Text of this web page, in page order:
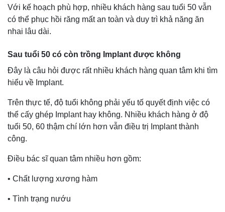
Với kế hoạch phù hợp, nhiều khách hàng sau tuổi 50 vẫn
có thể phục hồi răng mất an toàn và duy trì khả năng ăn
nhai lâu dài.
Sau tuổi 50 có còn trồng Implant được không
Đây là câu hỏi được rất nhiều khách hàng quan tâm khi tìm
hiểu về Implant.
Trên thực tế, độ tuổi không phải yếu tố quyết định việc có
thể cấy ghép Implant hay không. Nhiều khách hàng ở độ
tuổi 50, 60 thậm chí lớn hơn vẫn điều trị Implant thành
công.
Điều bác sĩ quan tâm nhiều hơn gồm:
• Chất lượng xương hàm
• Tình trạng nướu